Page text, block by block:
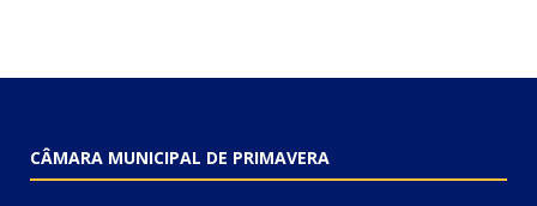
CÂMARA MUNICIPAL DE PRIMAVERA